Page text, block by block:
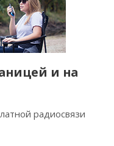
и на
радиосвязи